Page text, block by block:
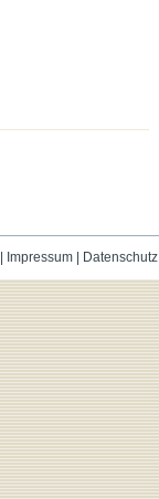
Impressum| Datenschutz